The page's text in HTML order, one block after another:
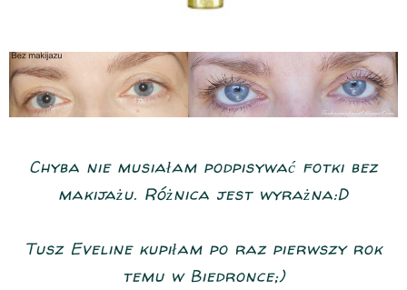
Chyba nie musiałam podpisywać fotki bez
makijażu. Różnica jest wyrażna:D
Tusz Eveline kupiłam po raz pierwszy rok
temu w Biedronce;)